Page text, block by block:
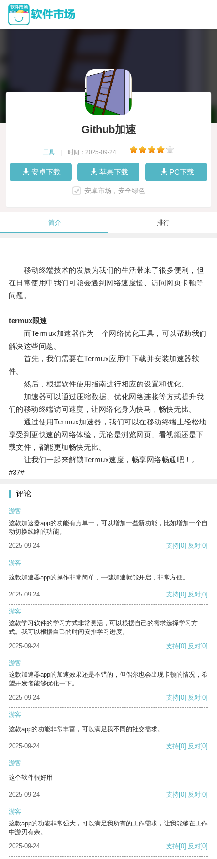
Github加速
工具 时间：2025-09-24
安卓下载 苹果下载 PC下载
安卓市场，安全绿色
简介 排行
移动终端技术的发展为我们的生活带来了很多便利，但
在日常使用中我们可能会遇到网络速度慢、访问网页卡顿等
问题。
termux限速
而Termux加速器作为一个网络优化工具，可以帮助我们
解决这些问题。
首先，我们需要在Termux应用中下载并安装加速器软
件。
然后，根据软件使用指南进行相应的设置和优化。
加速器可以通过压缩数据、优化网络连接等方式提升我
们的移动终端访问速度，让网络化身为快马，畅快无比。
通过使用Termux加速器，我们可以在移动终端上轻松地
享受到更快速的网络体验，无论是浏览网页、看视频还是下
载文件，都能更加畅快无比。
让我们一起来解锁Termux速度，畅享网络畅通吧！。
#37#
评论
游客
这款加速器app的功能有点单一，可以增加一些新功能，比如增加一个自
动切换线路的功能。
2025-09-24
支持[0] 反对[0]
游客
这款加速器app的操作非常简单，一键加速就能开启，非常方便。
2025-09-24 支持[0] 反对[0]
游客
这款学习软件的学习方式非常灵活，可以根据自己的需求选择学习方
式。我可以根据自己的时间安排学习进度。
2025-09-24
支持[0] 反对[0]
游客
这款加速器app的加速效果还是不错的，但偶尔也会出现卡顿的情况，希
望开发者能够优化一下。
2025-09-24
支持[0] 反对[0]
游客
这款app的功能非常丰富，可以满足我不同的社交需求。
2025-09-24 支持[0] 反对[0]
游客
这个软件很好用
2025-09-24 支持[0] 反对[0]
游客
这款app的功能非常强大，可以满足我所有的工作需求，让我能够在工作
中游刃有余。
2025-09-24
支持[0] 反对[0]